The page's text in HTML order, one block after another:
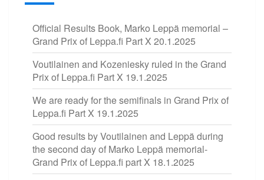
Official Results Book, Marko Leppä memorial –
Grand Prix of Leppa.fi Part X 20.1.2025
Voutilainen and Kozeniesky ruled in the Grand
Prix of Leppa.fi Part X 19.1.2025
We are ready for the semifinals in Grand Prix of
Leppa.fi Part X 19.1.2025
Good results by Voutilainen and Leppä during
the second day of Marko Leppä memorial-
Grand Prix of Leppa.fi part X 18.1.2025